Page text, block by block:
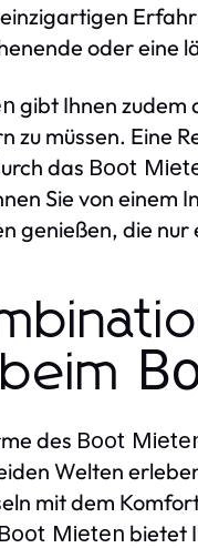
oder eine
gibt Ihnen zudem
zu müssen. Eine
das Boot
Sie von einem
genießen, die nur
des Boot
Welten
mit dem
Boot Mieten bietet